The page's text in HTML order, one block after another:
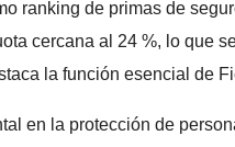
ranking de primas de
cercana al 24 %, lo que
la función esencial de
en la protección de